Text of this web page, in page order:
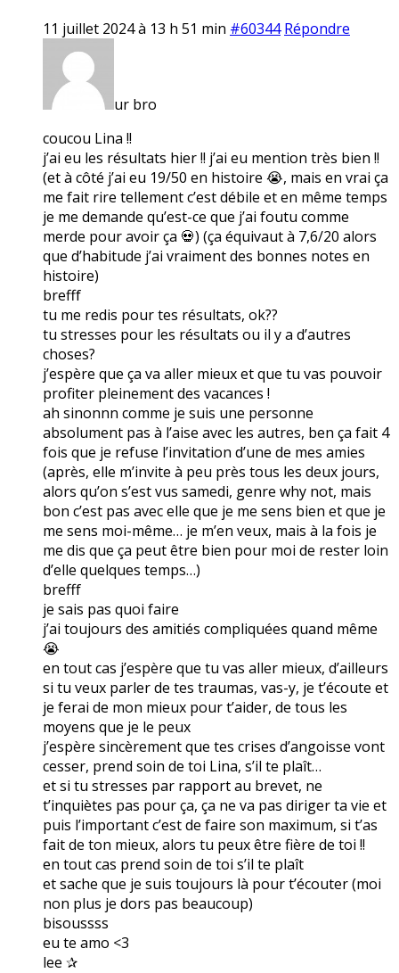
11 juillet 2024 à 13 h 51 min #60344 Répondre
ur bro
coucou Lina !!
j’ai eu les résultats hier !! j’ai eu mention très bien !!
(et à côté j’ai eu 19/50 en histoire 😭, mais en vrai ça
me fait rire tellement c’est débile et en même temps
je me demande qu’est-ce que j’ai foutu comme
merde pour avoir ça 💀) (ça équivaut à 7,6/20 alors
que d’habitude j’ai vraiment des bonnes notes en
histoire)
brefff
tu me redis pour tes résultats, ok??
tu stresses pour les résultats ou il y a d’autres
choses?
j’espère que ça va aller mieux et que tu vas pouvoir
profiter pleinement des vacances !
ah sinonnn comme je suis une personne
absolument pas à l’aise avec les autres, ben ça fait 4
fois que je refuse l’invitation d’une de mes amies
(après, elle m’invite à peu près tous les deux jours,
alors qu’on s’est vus samedi, genre why not, mais
bon c’est pas avec elle que je me sens bien et que je
me sens moi-même… je m’en veux, mais à la fois je
me dis que ça peut être bien pour moi de rester loin
d’elle quelques temps…)
brefff
je sais pas quoi faire
j’ai toujours des amitiés compliquées quand même
😭
en tout cas j’espère que tu vas aller mieux, d’ailleurs
si tu veux parler de tes traumas, vas-y, je t’écoute et
je ferai de mon mieux pour t’aider, de tous les
moyens que je le peux
j’espère sincèrement que tes crises d’angoisse vont
cesser, prend soin de toi Lina, s’il te plaît…
et si tu stresses par rapport au brevet, ne
t’inquiètes pas pour ça, ça ne va pas diriger ta vie et
puis l’important c’est de faire son maximum, si t’as
fait de ton mieux, alors tu peux être fière de toi !!
en tout cas prend soin de toi s’il te plaît
et sache que je suis toujours là pour t’écouter (moi
non plus je dors pas beaucoup)
bisoussss
eu te amo <3
lee ✰